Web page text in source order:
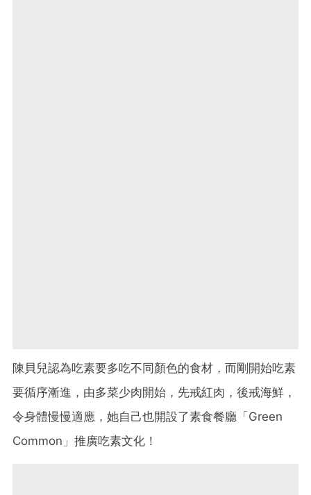
陳貝兒認為吃素要多吃不同顏色的食材，而剛開始吃素
要循序漸進，由多菜少肉開始，先戒紅肉，後戒海鮮，
令身體慢慢適應，她自己也開設了素食餐廳「Green
Common」推廣吃素文化！